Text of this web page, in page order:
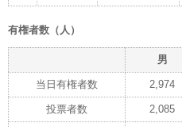
有権者数（人）
男
当日有権者数 2,974
投票者数 2,085